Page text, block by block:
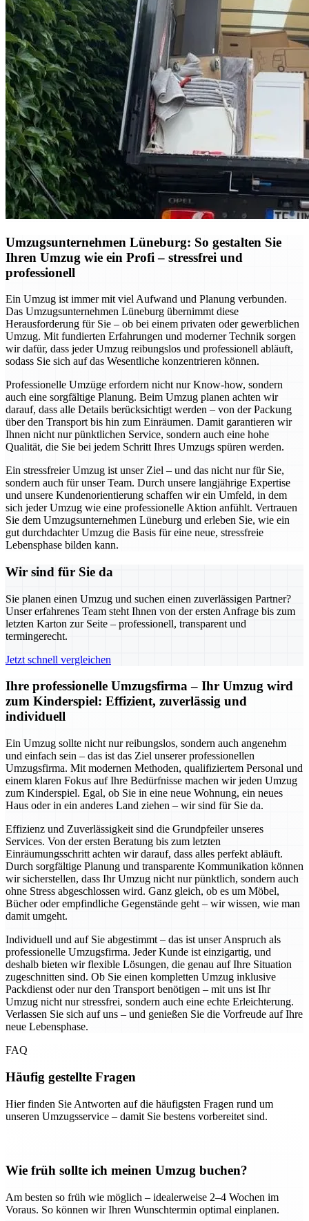
Umzugsunternehmen Lüneburg: So gestalten Sie
Ihren Umzug wie ein Profi – stressfrei und
professionell
Ein Umzug ist immer mit viel Aufwand und Planung verbunden.
Das Umzugsunternehmen Lüneburg übernimmt diese
Herausforderung für Sie – ob bei einem privaten oder gewerblichen
Umzug. Mit fundierten Erfahrungen und moderner Technik sorgen
wir dafür, dass jeder Umzug reibungslos und professionell abläuft,
sodass Sie sich auf das Wesentliche konzentrieren können.
Professionelle Umzüge erfordern nicht nur Know-how, sondern
auch eine sorgfältige Planung. Beim Umzug planen achten wir
darauf, dass alle Details berücksichtigt werden – von der Packung
über den Transport bis hin zum Einräumen. Damit garantieren wir
Ihnen nicht nur pünktlichen Service, sondern auch eine hohe
Qualität, die Sie bei jedem Schritt Ihres Umzugs spüren werden.
Ein stressfreier Umzug ist unser Ziel – und das nicht nur für Sie,
sondern auch für unser Team. Durch unsere langjährige Expertise
und unsere Kundenorientierung schaffen wir ein Umfeld, in dem
sich jeder Umzug wie eine professionelle Aktion anfühlt. Vertrauen
Sie dem Umzugsunternehmen Lüneburg und erleben Sie, wie ein
gut durchdachter Umzug die Basis für eine neue, stressfreie
Lebensphase bilden kann.
Wir sind für Sie da
Sie planen einen Umzug und suchen einen zuverlässigen Partner?
Unser erfahrenes Team steht Ihnen von der ersten Anfrage bis zum
letzten Karton zur Seite – professionell, transparent und
termingerecht.
Jetzt schnell vergleichen
Ihre professionelle Umzugsfirma – Ihr Umzug wird
zum Kinderspiel: Effizient, zuverlässig und
individuell
Ein Umzug sollte nicht nur reibungslos, sondern auch angenehm
und einfach sein – das ist das Ziel unserer professionellen
Umzugsfirma. Mit modernen Methoden, qualifiziertem Personal und
einem klaren Fokus auf Ihre Bedürfnisse machen wir jeden Umzug
zum Kinderspiel. Egal, ob Sie in eine neue Wohnung, ein neues
Haus oder in ein anderes Land ziehen – wir sind für Sie da.
Effizienz und Zuverlässigkeit sind die Grundpfeiler unseres
Services. Von der ersten Beratung bis zum letzten
Einräumungsschritt achten wir darauf, dass alles perfekt abläuft.
Durch sorgfältige Planung und transparente Kommunikation können
wir sicherstellen, dass Ihr Umzug nicht nur pünktlich, sondern auch
ohne Stress abgeschlossen wird. Ganz gleich, ob es um Möbel,
Bücher oder empfindliche Gegenstände geht – wir wissen, wie man
damit umgeht.
Individuell und auf Sie abgestimmt – das ist unser Anspruch als
professionelle Umzugsfirma. Jeder Kunde ist einzigartig, und
deshalb bieten wir flexible Lösungen, die genau auf Ihre Situation
zugeschnitten sind. Ob Sie einen kompletten Umzug inklusive
Packdienst oder nur den Transport benötigen – mit uns ist Ihr
Umzug nicht nur stressfrei, sondern auch eine echte Erleichterung.
Verlassen Sie sich auf uns – und genießen Sie die Vorfreude auf Ihre
neue Lebensphase.
FAQ
Häufig gestellte Fragen
Hier finden Sie Antworten auf die häufigsten Fragen rund um
unseren Umzugsservice – damit Sie bestens vorbereitet sind.
Wie früh sollte ich meinen Umzug buchen?
Am besten so früh wie möglich – idealerweise 2–4 Wochen im
Voraus. So können wir Ihren Wunschtermin optimal einplanen.